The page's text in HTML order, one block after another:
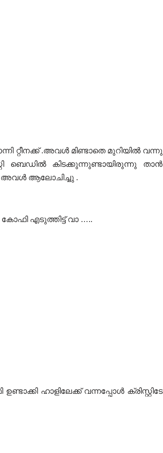
റ്റീനക്ക് .അവൾ മിണ്ടാതെ മുറിയിൽ വന്നു
ബെഡിൽ കിടക്കുന്നുണ്ടായിരുന്നു താൻ
അവൾ ആലോചിച്ചു .
എടുത്തിട്ട് വാ …..
ഹാളിലേക്ക് വന്നപ്പോൾ ക്രിസ്റ്റിടേ